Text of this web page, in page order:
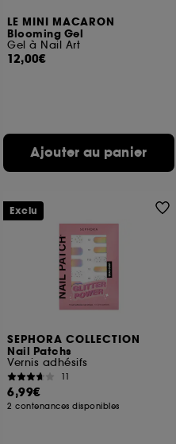
LE MINI MACARON
Blooming Gel
Gel à Nail Art
12,00€
Ajouter au panier
SEPHORA COLLECTION
Nail Patchs
Vernis adhésifs
11
6,99€
2 contenances disponibles
Exclu